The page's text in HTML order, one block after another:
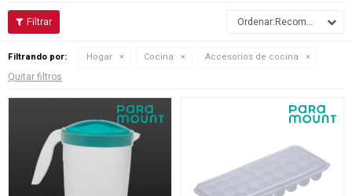
Recomendados
Filtrando por: Hogar Cocina Accesorios de cocina
Quitar filtros